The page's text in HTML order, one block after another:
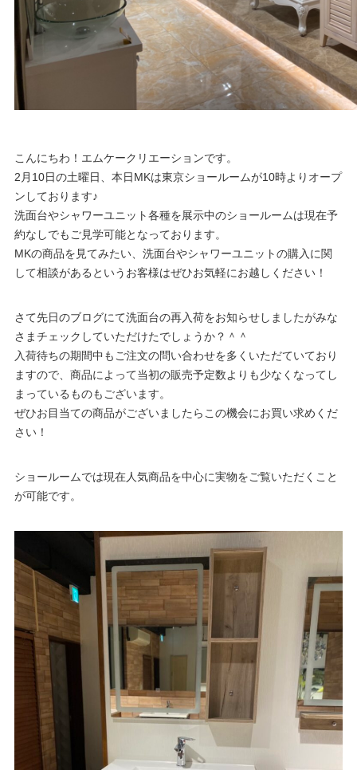
こんにちわ！エムケークリエーションです。
2月10日の土曜日、本日MKは東京ショールームが10時よりオープ
ンしております♪
洗面台やシャワーユニット各種を展示中のショールームは現在予
約なしでもご見学可能となっております。
MKの商品を見てみたい、洗面台やシャワーユニットの購入に関
して相談があるというお客様はぜひお気軽にお越しください！
さて先日のブログにて洗面台の再入荷をお知らせしましたがみな
さまチェックしていただけたでしょうか？＾＾
入荷待ちの期間中もご注文の問い合わせを多くいただていており
ますので、商品によって当初の販売予定数よりも少なくなってし
まっているものもございます。
ぜひお目当ての商品がございましたらこの機会にお買い求めくだ
さい！
ショールームでは現在人気商品を中心に実物をご覧いただくこと
が可能です。